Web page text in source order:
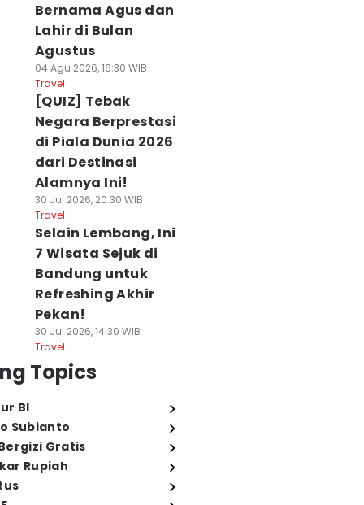
Bernama Agus dan
Lahir di Bulan
Agustus
04 Agu 2026, 16:30 WIB
Travel
[QUIZ] Tebak
Negara Berprestasi
di Piala Dunia 2026
dari Destinasi
Alamnya Ini!
30 Jul 2026, 20:30 WIB
Travel
Selain Lembang, Ini
7 Wisata Sejuk di
Bandung untuk
Refreshing Akhir
Pekan!
30 Jul 2026, 14:30 WIB
Travel
Topics
BI
Subianto
Gratis
Rupiah